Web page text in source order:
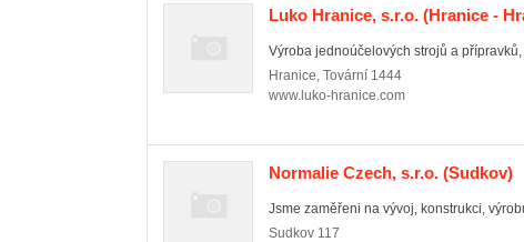
Luko Hranice, s.r.o. (Hranice -
Výroba jednoúčelových strojů a
Hranice, Tovární 1444
www.luko-hranice.com
Normalie Czech, s.r.o. (Sudkov)
Jsme zaměřeni na vývoj, konstrukci,
Sudkov 117